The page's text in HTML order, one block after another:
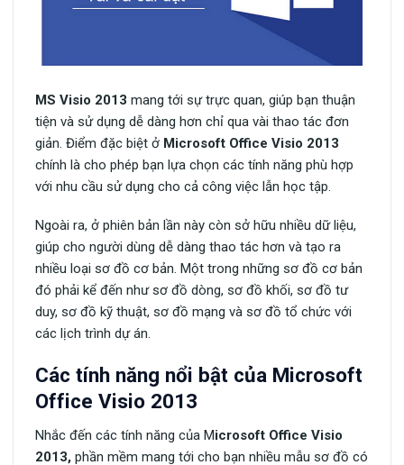
MS Visio 2013 mang tới sự trực quan, giúp bạn thuận
tiện và sử dụng dễ dàng hơn chỉ qua vài thao tác đơn
giản. Điểm đặc biệt ở Microsoft Office Visio 2013
chính là cho phép bạn lựa chọn các tính năng phù hợp
với nhu cầu sử dụng cho cả công việc lẫn học tập.
Ngoài ra, ở phiên bản lần này còn sở hữu nhiều dữ liệu,
giúp cho người dùng dễ dàng thao tác hơn và tạo ra
nhiều loại sơ đồ cơ bản. Một trong những sơ đồ cơ bản
đó phải kể đến như sơ đồ dòng, sơ đồ khối, sơ đồ tư
duy, sơ đồ kỹ thuật, sơ đồ mạng và sơ đồ tổ chức với
các lịch trình dự án.
Các tính năng nổi bật của Microsoft
Office Visio 2013
Nhắc đến các tính năng của Microsoft Office Visio
2013, phần mềm mang tới cho bạn nhiều mẫu sơ đồ có